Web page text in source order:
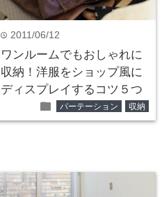
time 2011/06/12
ワンルームでもおしゃれに
収納！洋服をショップ風に
ディスプレイするコツ５つ
folder パーテーション 収納